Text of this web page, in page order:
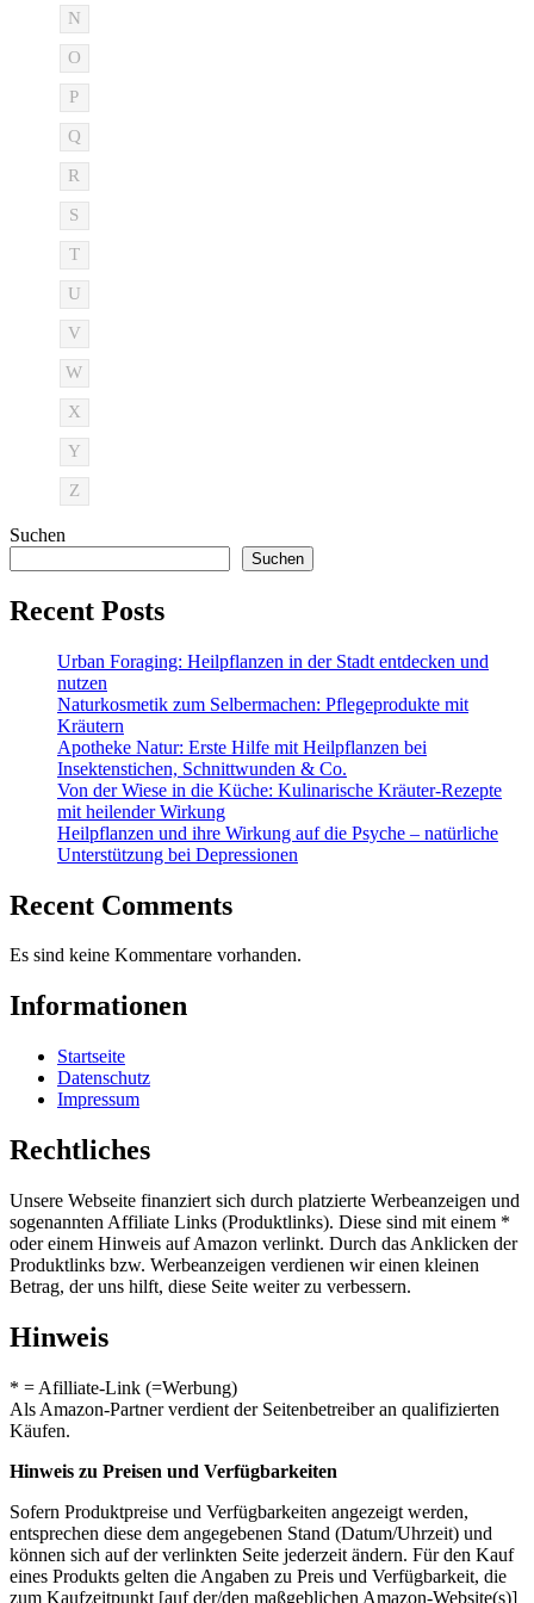
N
O
P
Q
R
S
T
U
V
W
X
Y
Z
Suchen
Suchen
Recent Posts
Urban Foraging: Heilpflanzen in der Stadt entdecken und
nutzen
Naturkosmetik zum Selbermachen: Pflegeprodukte mit
Kräutern
Apotheke Natur: Erste Hilfe mit Heilpflanzen bei
Insektenstichen, Schnittwunden & Co.
Von der Wiese in die Küche: Kulinarische Kräuter-Rezepte
mit heilender Wirkung
Heilpflanzen und ihre Wirkung auf die Psyche – natürliche
Unterstützung bei Depressionen
Recent Comments
Es sind keine Kommentare vorhanden.
Informationen
Startseite
Datenschutz
Impressum
Rechtliches
Unsere Webseite finanziert sich durch platzierte Werbeanzeigen und
sogenannten Affiliate Links (Produktlinks). Diese sind mit einem *
oder einem Hinweis auf Amazon verlinkt. Durch das Anklicken der
Produktlinks bzw. Werbeanzeigen verdienen wir einen kleinen
Betrag, der uns hilft, diese Seite weiter zu verbessern.
Hinweis
* = Afilliate-Link (=Werbung)
Als Amazon-Partner verdient der Seitenbetreiber an qualifizierten
Käufen.
Hinweis zu Preisen und Verfügbarkeiten
Sofern Produktpreise und Verfügbarkeiten angezeigt werden,
entsprechen diese dem angegebenen Stand (Datum/Uhrzeit) und
können sich auf der verlinkten Seite jederzeit ändern. Für den Kauf
eines Produkts gelten die Angaben zu Preis und Verfügbarkeit, die
zum Kaufzeitpunkt [auf der/den maßgeblichen Amazon-Website(s)]